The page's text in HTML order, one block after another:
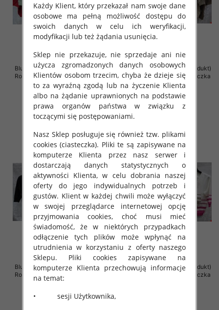
Bluzki damskie ( Turecki produkt)
Roz Standard , Mix Kolor .Paczka
12 szt
42.00 zł
szczegóły
Bluzki damskie ( Turecki produkt)
Roz Standard , Mix Kolor .Paczka
12 szt
42.00 zł
szczegóły
Bluzki damskie ( Turecki produkt)
Roz Standard , Mix Kolor .Paczka
12 szt
42.00 zł
Bluzki damskie ( Turecki produkt)
Roz Standard , Mix Kolor .Paczka
Każdy Klient, który przekazał nam swoje dane
osobowe ma pełną możliwość dostępu do
swoich danych w celu ich weryfikacji,
modyfikacji lub też żądania usunięcia.
Sklep nie przekazuje, nie sprzedaje ani nie
użycza zgromadzonych danych osobowych
Klientów osobom trzecim, chyba że dzieje się
to za wyraźną zgodą lub na życzenie Klienta
albo na żądanie uprawnionych na podstawie
prawa organów państwa w związku z
toczącymi się postępowaniami.
Nasz Sklep posługuje się również tzw. plikami
cookies (ciasteczka). Pliki te są zapisywane na
komputerze Klienta przez nasz serwer i
dostarczają danych statystycznych o
aktywności Klienta, w celu dobrania naszej
oferty do jego indywidualnych potrzeb i
gustów. Klient w każdej chwili może wyłączyć
w swojej przeglądarce internetowej opcję
przyjmowania cookies, choć musi mieć
świadomość, że w niektórych przypadkach
odłączenie tych plików może wpłynąć na
utrudnienia w korzystaniu z oferty naszego
Sklepu. Pliki cookies zapisywane na
komputerze Klienta przechowują informacje
na temat:
• sesji Użytkownika,